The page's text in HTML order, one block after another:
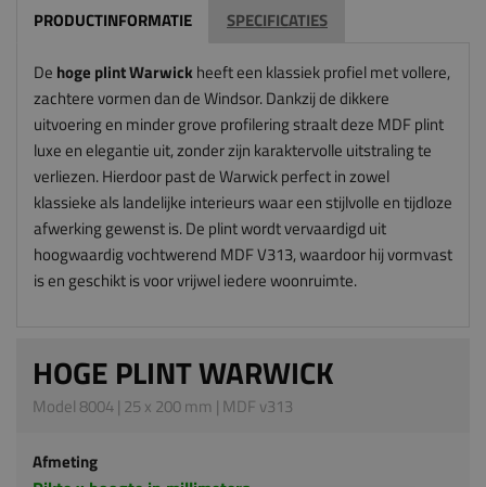
PRODUCTINFORMATIE SPECIFICATIES
De hoge plint Warwickheeft een klassiek profiel met vollere,
zachtere vormen dan de Windsor. Dankzij de dikkere
uitvoering en minder grove profilering straalt deze MDF plint
luxe en elegantie uit, zonder zijn karaktervolle uitstraling te
verliezen. Hierdoor past de Warwick perfect in zowel
klassieke als landelijke interieurs waar een stijlvolle en tijdloze
afwerking gewenst is. De plint wordt vervaardigd uit
hoogwaardig vochtwerend MDF V313, waardoor hij vormvast
is en geschikt is voor vrijwel iedere woonruimte.
HOGE PLINT WARWICK
Model 8004 | 25 x 200 mm | MDF v313
Afmeting